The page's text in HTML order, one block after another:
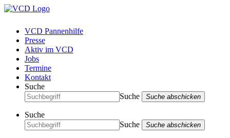
VCD Pannenhilfe
Presse
Aktiv im VCD
Jobs
Termine
Kontakt
Suche
Suche
Suche abschicken
Suche
Suche
Suche abschicken